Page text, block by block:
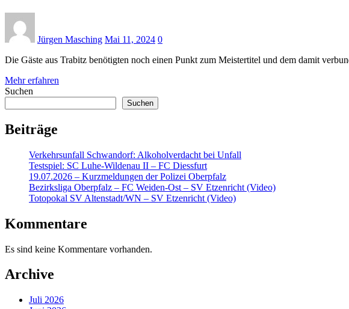
Jürgen Masching Mai 11, 2024 0
Die Gäste aus Trabitz benötigten noch einen Punkt zum Meistertitel und dem damit
Mehr erfahren
Suchen
Suchen
Beiträge
Verkehrsunfall Schwandorf: Alkoholverdacht bei Unfall
Testspiel: SC Luhe-Wildenau II – FC Diessfurt
19.07.2026 – Kurzmeldungen der Polizei Oberpfalz
Bezirksliga Oberpfalz – FC Weiden-Ost – SV Etzenricht (Video)
Totopokal SV Altenstadt/WN – SV Etzenricht (Video)
Kommentare
Es sind keine Kommentare vorhanden.
Archive
Juli 2026